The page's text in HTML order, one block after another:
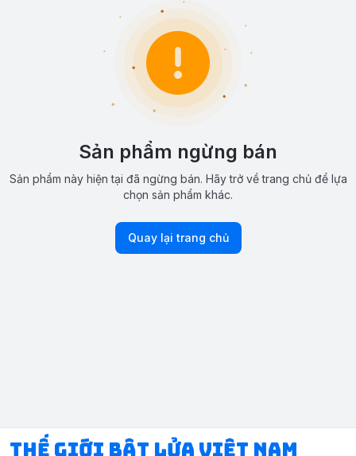
Sản phẩm ngừng bán
Sản phẩm này hiện tại đã ngừng bán. Hãy trở về trang chủ để lựa
chọn sản phẩm khác.
Quay lại trang chủ
Thế Giới Bật Lửa Việt Nam